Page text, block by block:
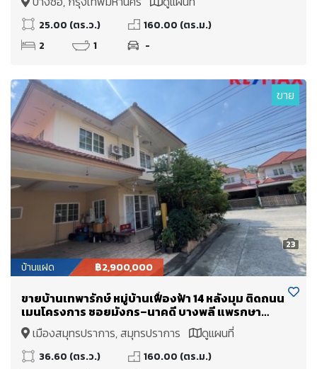
25.00 (ตร.ว.)
160.00 (ตร.ม.)
2
1 -
23
ขาย
บ้านแฝด ฿2,900,000
ขายบ้านเทพารักษ์ หมู่บ้านเฟื่องฟ้า 14 หลังมุม ติดถนน
เมนโครงการ ซอยมังกร–นาคดี บางพลี แพรกษา
สมุทรปราการ
เมืองสมุทรปราการ, สมุทรปราการ ดูแผนที่
36.60 (ตร.ว.)
160.00 (ตร.ม.)